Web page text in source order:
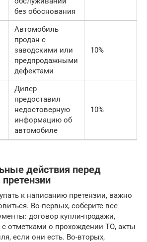
без обоснования
Автомобиль
продан с
заводскими или
предпродажными
дефектами
10%
Дилер
предоставил
недостоверную
информацию об
автомобиле
10%
действия перед
к написанию претензии, важно
Во-первых, соберите все
договор купли-продажи,
отметками о прохождении ТО, акты
если они есть. Во-вторых,